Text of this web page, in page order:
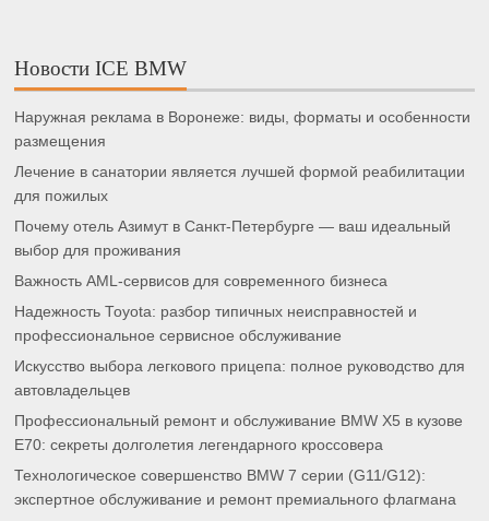
Новости ICE BMW
Наружная реклама в Воронеже: виды, форматы и особенности
размещения
Лечение в санатории является лучшей формой реабилитации
для пожилых
Почему отель Азимут в Санкт-Петербурге — ваш идеальный
выбор для проживания
Важность AML-сервисов для современного бизнеса
Надежность Toyota: разбор типичных неисправностей и
профессиональное сервисное обслуживание
Искусство выбора легкового прицепа: полное руководство для
автовладельцев
Профессиональный ремонт и обслуживание BMW X5 в кузове
E70: секреты долголетия легендарного кроссовера
Технологическое совершенство BMW 7 серии (G11/G12):
экспертное обслуживание и ремонт премиального флагмана